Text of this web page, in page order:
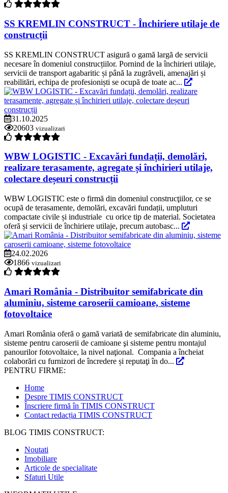
SS KREMLIN CONSTRUCT - Închiriere utilaje de
construcții
SS KREMLIN CONSTRUCT asigură o gamă largă de servicii
necesare în domeniul construcțiilor. Pornind de la închirieri utilaje,
servicii de transport agabaritic și până la zugrăveli, amenajări și
reabilitări, echipa de profesioniști se ocupă de toate ac...
31.10.2025
20603 vizualizari
WBW LOGISTIC - Excavări fundații, demolări,
realizare terasamente, agregate și închirieri utilaje,
colectare deșeuri construcții
WBW LOGISTIC este o firmă din domeniul construcţiilor, ce se
ocupă de terasamente, demolări, excavări fundații, umpluturi
compactate civile și industriale cu orice tip de material. Societatea
oferă și servicii de închiriere utilaje, precum autobasc...
24.02.2026
1866 vizualizari
Amari România - Distribuitor semifabricate din
aluminiu, sisteme caroserii camioane, sisteme
fotovoltaice
Amari România oferă o gamă variată de semifabricate din aluminiu,
sisteme pentru caroserii de camioane şi sisteme pentru montajul
panourilor fotovoltaice, la nivel naţional. Compania a încheiat
colaborări cu furnizori de încredere și reputaţi în do...
PENTRU FIRME:
Home
Despre TIMIS CONSTRUCT
Înscriere firmă în TIMIS CONSTRUCT
Contact redacția TIMIS CONSTRUCT
BLOG TIMIS CONSTRUCT:
Noutati
Imobiliare
Articole de specialitate
Sfaturi Utile